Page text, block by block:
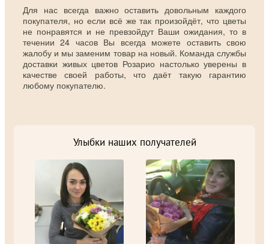
Для нас всегда важно оставить довольным каждого
покупателя, но если всё же так произойдёт, что цветы
не понравятся и не превзойдут Ваши ожидания, то в
течении 24 часов Вы всегда можете оставить свою
жалобу и мы заменим товар на новый. Команда службы
доставки живых цветов Розарио настолько уверены в
качестве своей работы, что даёт такую гарантию
любому покупателю.
Улыбки наших получателей